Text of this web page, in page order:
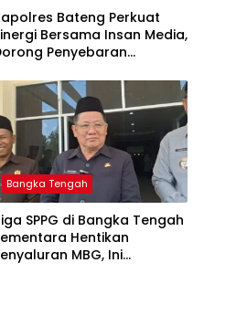
Bateng Perkuat
Bersama Insan Media,
Penyebaran
Polri 110
Bangka Tengah
SPPG di Bangka Tengah
Hentikan
MBG, Ini